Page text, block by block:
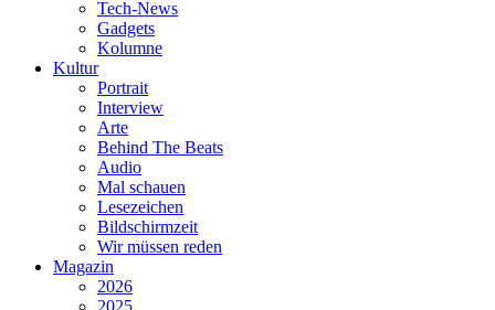
Tech-News
Gadgets
Kolumne
Kultur
Portrait
Interview
Arte
Behind The Beats
Audio
Mal schauen
Lesezeichen
Bildschirmzeit
Wir müssen reden
Magazin
2026
2025